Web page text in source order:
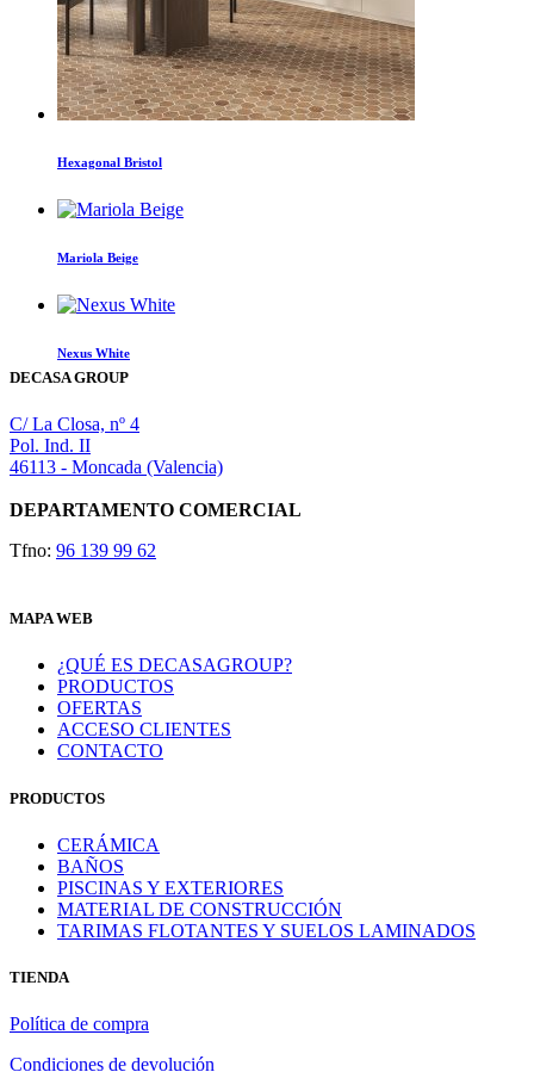
Hexagonal Bristol
Mariola Beige
Nexus White
DECASA GROUP
C/ La Closa, nº 4
Pol. Ind. II
46113 - Moncada (Valencia)
DEPARTAMENTO COMERCIAL
Tfno: 96 139 99 62
MAPA WEB
¿QUÉ ES DECASAGROUP?
PRODUCTOS
OFERTAS
ACCESO CLIENTES
CONTACTO
PRODUCTOS
CERÁMICA
BAÑOS
PISCINAS Y EXTERIORES
MATERIAL DE CONSTRUCCIÓN
TARIMAS FLOTANTES Y SUELOS LAMINADOS
TIENDA
Política de compra
Condiciones de devolución